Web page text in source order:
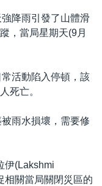
降雨引發了山體滑
，當局星期天(9月
活動陷入停頓，該
死亡。
雨水損壞，需要修
伊(Lakshmi
相關當局關閉災區的